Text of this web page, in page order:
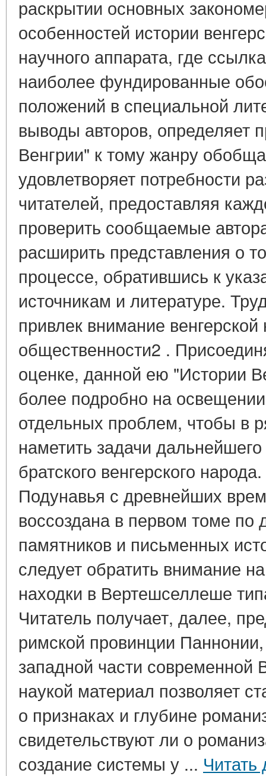
раскрытии основных
особенностей истории
научного аппарата, где
наиболее фундированные
положений в специальной
выводы авторов, определяет
Венгрии" к тому жанру
удовлетворяет потребности
читателей, предоставляя
проверить сообщаемые
расширить представления о
процессе, обратившись к
источникам и литературе.
привлек внимание венгерской
общественности2 .
оценке, данной ею "Истории
более подробно на
отдельных проблем, чтобы в
наметить задачи
братского венгерского
Подунавья с древнейших
воссоздана в первом томе по
памятников и письменных
следует обратить внимание
находки в Вертешселлеше
Читатель получает, далее,
римской провинции
западной части современной
наукой материал позволяет
о признаках и глубине
свидетельствуют ли о
создание системы у ... Читать